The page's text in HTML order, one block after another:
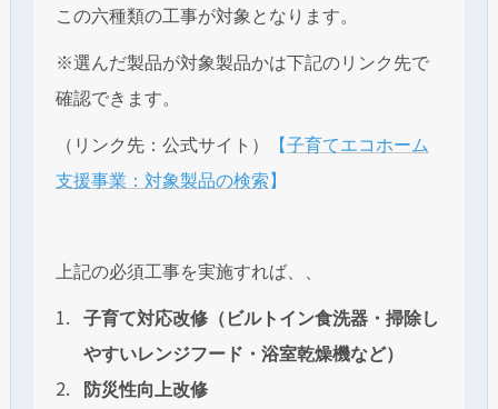
この六種類の工事が対象となります。
※選んだ製品が対象製品かは下記のリンク先で
確認できます。
（リンク先：公式サイト） 【子育てエコホーム
支援事業：対象製品の検索 】
上記の必須工事を実施すれば、、
子育て対応改修（ビルトイン食洗器・掃除し
やすいレンジフード・浴室乾燥機など）
防災性向上改修